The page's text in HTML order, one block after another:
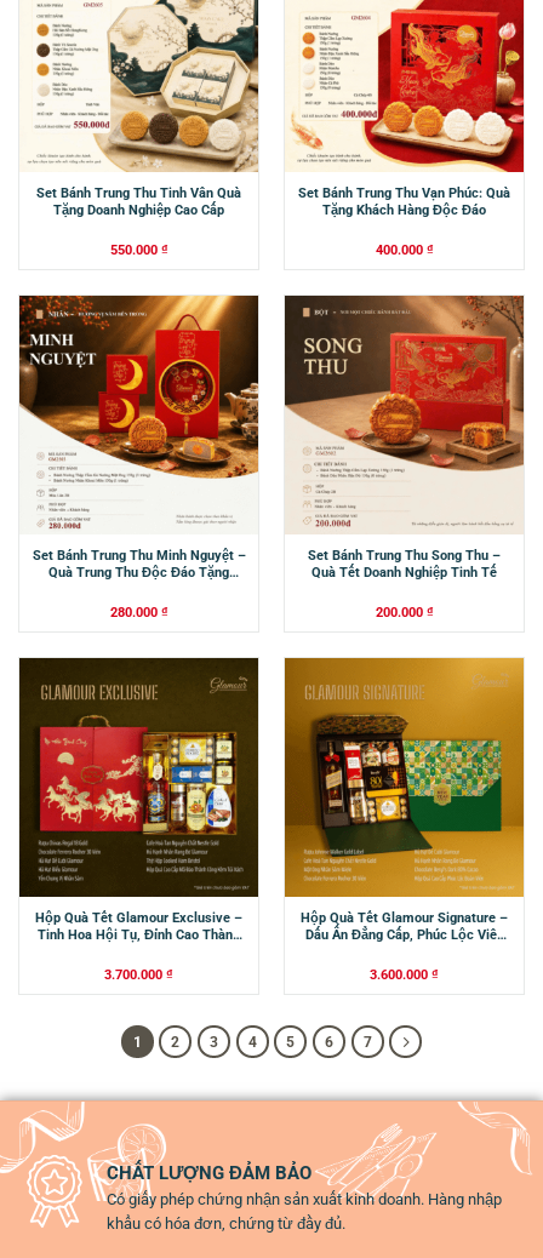
Set Bánh Trung Thu Tinh Vân Quà
Tặng Doanh Nghiệp Cao Cấp
550.000 ₫
Set Bánh Trung Thu Vạn Phúc: Quà
Tặng Khách Hàng Độc Đáo
400.000 ₫
Set Bánh Trung Thu Minh Nguyệt –
Quà Trung Thu Độc Đáo Tặng
280.000 ₫
Set Bánh Trung Thu Song Thu –
Quà Tết Doanh Nghiệp Tinh Tế
200.000 ₫
Hộp Quà Tết Glamour Exclusive –
Tinh Hoa Hội Tụ, Đỉnh Cao Thành
3.700.000 ₫
Hộp Quà Tết Glamour Signature –
Dấu Ấn Đẳng Cấp, Phúc Lộc Viên
3.600.000 ₫
1 2 3 4 5 6 7
CHẤT LƯỢNG ĐẢM BẢO
Có giấy phép chứng nhận sản xuất kinh doanh. Hàng nhập
khẩu có hóa đơn, chứng từ đầy đủ.